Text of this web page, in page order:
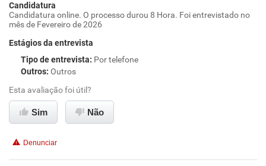
Candidatura
Candidatura online. O processo durou 8 Hora. Foi entrevistado no
mês de Fevereiro de 2026
Estágios da entrevista
Tipo de entrevista: Por telefone
Outros: Outros
Esta avaliação foi útil?
Sim Não
Denunciar